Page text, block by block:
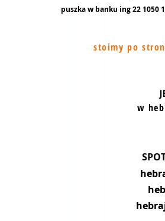
puszka w banku ing 22 1050
stoimy po
w